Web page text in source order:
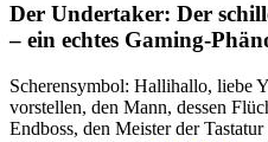
Der Undertaker: Der
– ein echtes Gaming-
Scherensymbol: Hallihallo, liebe
vorstellen, den Mann, dessen
Endboss, den Meister der